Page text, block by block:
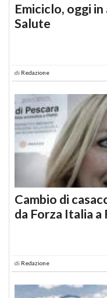
Emiciclo, oggi
Salute
di Redazione
Cambio di
da Forza Italia
di Redazione